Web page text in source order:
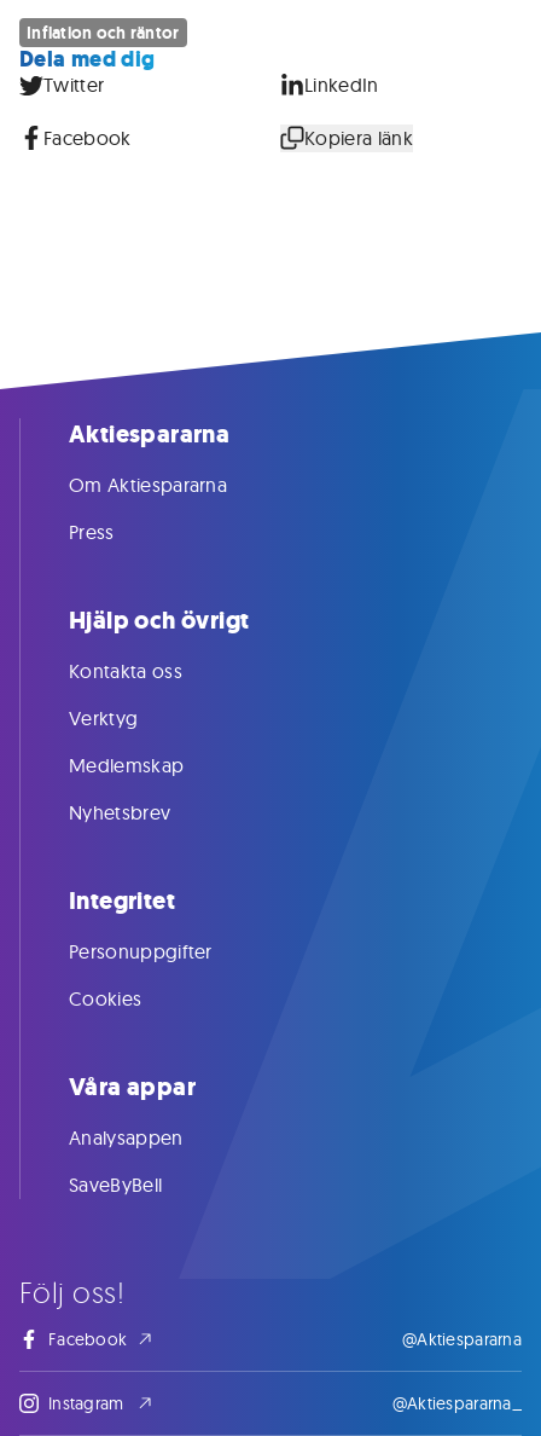
Inflation och räntor
Dela med dig
Twitter LinkedIn
Facebook Kopiera länk
Följ oss!
Facebook @Aktiespararna
Instagram @Aktiespararna_
Aktiespararna
Om Aktiespararna
Press
Hjälp och övrigt
Kontakta oss
Verktyg
Medlemskap
Nyhetsbrev
Integritet
Personuppgifter
Cookies
Våra appar
Analysappen
SaveByBell